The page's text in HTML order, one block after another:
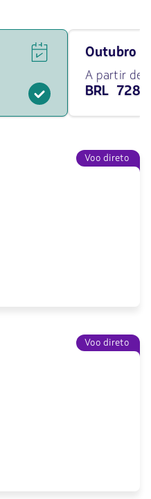
Viaja
em
outubro
de
2026
728.83
outubro
A partir de
BRL
Voo direto
Voo direto